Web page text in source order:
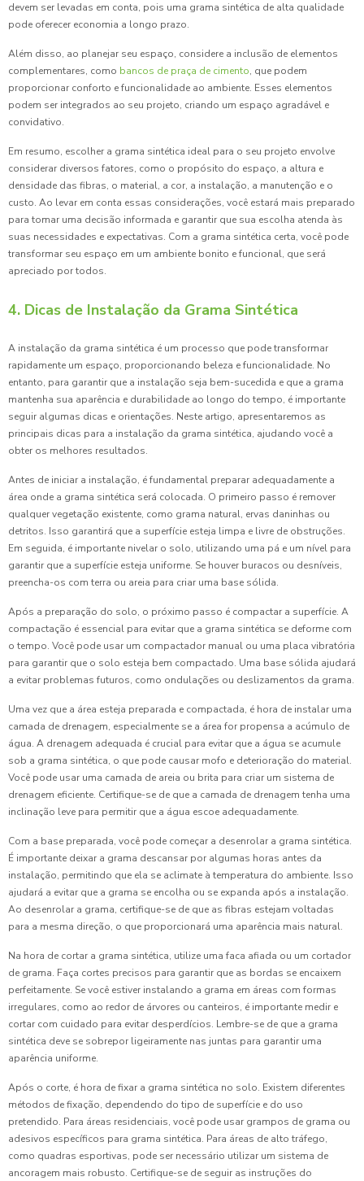
devem ser levadas em conta, pois uma grama sintética de alta qualidade
pode oferecer economia a longo prazo.
Além disso, ao planejar seu espaço, considere a inclusão de elementos
complementares, como bancos de praça de cimento, que podem
proporcionar conforto e funcionalidade ao ambiente. Esses elementos
podem ser integrados ao seu projeto, criando um espaço agradável e
convidativo.
Em resumo, escolher a grama sintética ideal para o seu projeto envolve
considerar diversos fatores, como o propósito do espaço, a altura e
densidade das fibras, o material, a cor, a instalação, a manutenção e o
custo. Ao levar em conta essas considerações, você estará mais preparado
para tomar uma decisão informada e garantir que sua escolha atenda às
suas necessidades e expectativas. Com a grama sintética certa, você pode
transformar seu espaço em um ambiente bonito e funcional, que será
apreciado por todos.
4. Dicas de Instalação da Grama Sintética
A instalação da grama sintética é um processo que pode transformar
rapidamente um espaço, proporcionando beleza e funcionalidade. No
entanto, para garantir que a instalação seja bem-sucedida e que a grama
mantenha sua aparência e durabilidade ao longo do tempo, é importante
seguir algumas dicas e orientações. Neste artigo, apresentaremos as
principais dicas para a instalação da grama sintética, ajudando você a
obter os melhores resultados.
Antes de iniciar a instalação, é fundamental preparar adequadamente a
área onde a grama sintética será colocada. O primeiro passo é remover
qualquer vegetação existente, como grama natural, ervas daninhas ou
detritos. Isso garantirá que a superfície esteja limpa e livre de obstruções.
Em seguida, é importante nivelar o solo, utilizando uma pá e um nível para
garantir que a superfície esteja uniforme. Se houver buracos ou desníveis,
preencha-os com terra ou areia para criar uma base sólida.
Após a preparação do solo, o próximo passo é compactar a superfície. A
compactação é essencial para evitar que a grama sintética se deforme com
o tempo. Você pode usar um compactador manual ou uma placa vibratória
para garantir que o solo esteja bem compactado. Uma base sólida ajudará
a evitar problemas futuros, como ondulações ou deslizamentos da grama.
Uma vez que a área esteja preparada e compactada, é hora de instalar uma
camada de drenagem, especialmente se a área for propensa a acúmulo de
água. A drenagem adequada é crucial para evitar que a água se acumule
sob a grama sintética, o que pode causar mofo e deterioração do material.
Você pode usar uma camada de areia ou brita para criar um sistema de
drenagem eficiente. Certifique-se de que a camada de drenagem tenha uma
inclinação leve para permitir que a água escoe adequadamente.
Com a base preparada, você pode começar a desenrolar a grama sintética.
É importante deixar a grama descansar por algumas horas antes da
instalação, permitindo que ela se aclimate à temperatura do ambiente. Isso
ajudará a evitar que a grama se encolha ou se expanda após a instalação.
Ao desenrolar a grama, certifique-se de que as fibras estejam voltadas
para a mesma direção, o que proporcionará uma aparência mais natural.
Na hora de cortar a grama sintética, utilize uma faca afiada ou um cortador
de grama. Faça cortes precisos para garantir que as bordas se encaixem
perfeitamente. Se você estiver instalando a grama em áreas com formas
irregulares, como ao redor de árvores ou canteiros, é importante medir e
cortar com cuidado para evitar desperdícios. Lembre-se de que a grama
sintética deve se sobrepor ligeiramente nas juntas para garantir uma
aparência uniforme.
Após o corte, é hora de fixar a grama sintética no solo. Existem diferentes
métodos de fixação, dependendo do tipo de superfície e do uso
pretendido. Para áreas residenciais, você pode usar grampos de grama ou
adesivos específicos para grama sintética. Para áreas de alto tráfego,
como quadras esportivas, pode ser necessário utilizar um sistema de
ancoragem mais robusto. Certifique-se de seguir as instruções do